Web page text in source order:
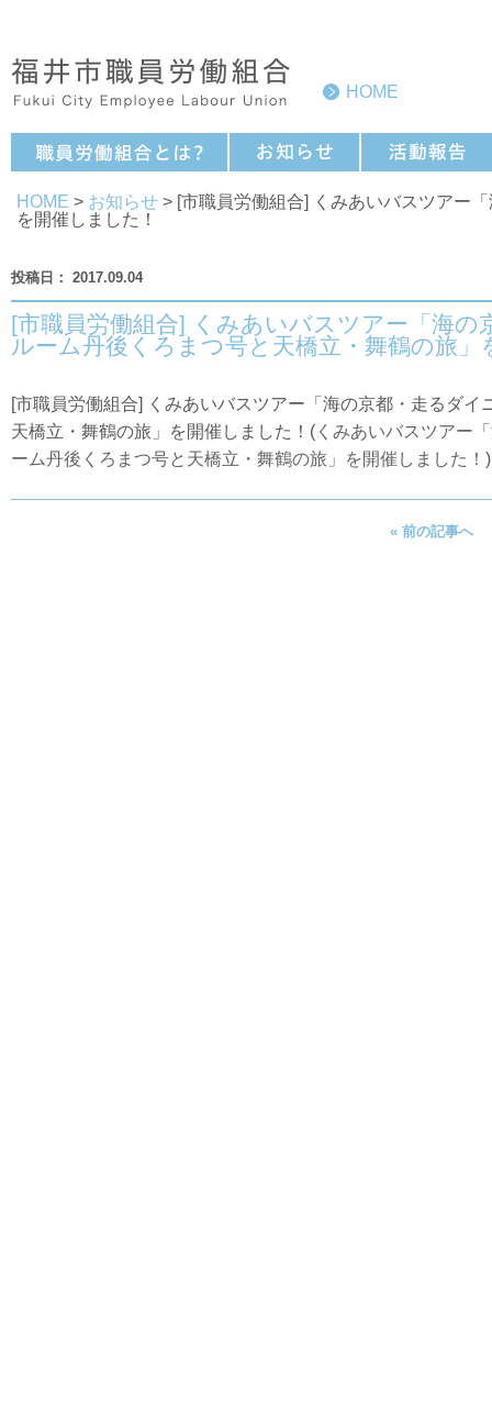
HOME
HOME > お知らせ > [市職員労働組合] くみあいバスツアー
を開催しました！
2017.09.04
[市職員労働組合] くみあいバスツアー「海の
ルーム丹後くろまつ号と天橋立・舞鶴の旅」
[市職員労働組合] くみあいバスツアー「海の京都・走るダイ
天橋立・舞鶴の旅」を開催しました！( くみあいバスツアー
ーム丹後くろまつ号と天橋立・舞鶴の旅」を開催しました！
« 前の記事へ